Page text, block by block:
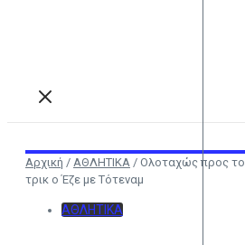
Αρχική / ΑΘΛΗΤΙΚΑ / Ολοταχώς προς
τρικ ο Έζε με Τότεναμ
ΑΘΛΗΤΙΚΑ